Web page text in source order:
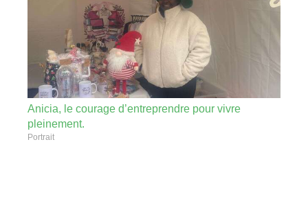
Anicia, le courage d’entreprendre pour vivre
pleinement.
Portrait